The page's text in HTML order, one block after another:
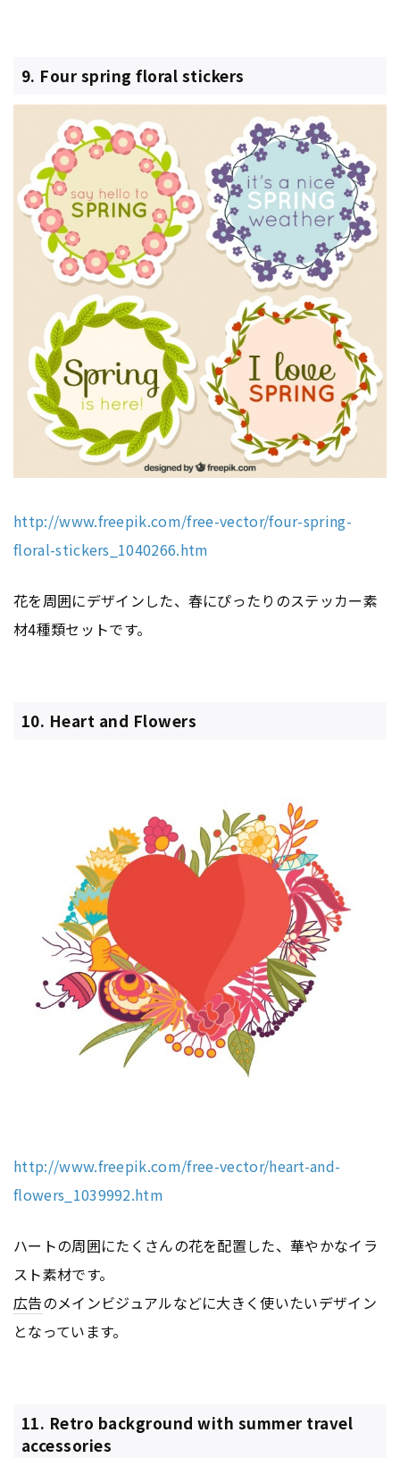
9. Four spring floral stickers
http://www.freepik.com/free-vector/four-spring-
floral-stickers_1040266.htm
花を周囲にデザインした、春にぴったりのステッカー素
材4種類セットです。
10. Heart and Flowers
http://www.freepik.com/free-vector/heart-and-
flowers_1039992.htm
ハートの周囲にたくさんの花を配置した、華やかなイラ
スト素材です。
広告のメインビジュアルなどに大きく使いたいデザイン
となっています。
11. Retro background with summer travel
accessories